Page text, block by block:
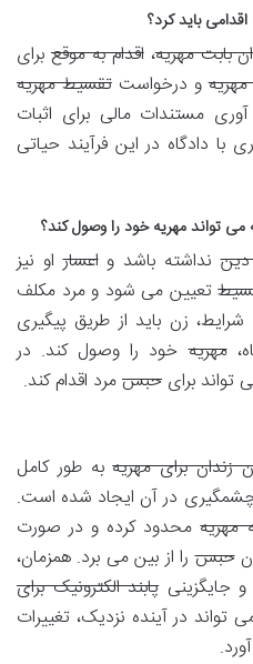
باید کرد؟
بابت مهریه،اقدام به موقع برای
و درخواستتقسیط مهریه
مستندات مالی برای اثبات
با دادگاه در این فرآیند حیاتی
می تواند مهریه خود را وصول کند؟
نداشته باشد واعساراو نیز
تعیین می شود و مرد مکلف
زن باید از طریق پیگیری
مهریهخود را وصول کند. در
برای حبسمرد اقدام کند.
زندان برای مهریهبه طور کامل
چشمگیری در آن ایجاد شده است.
محدود کرده و در صورت
حبسرا از بین می برد. همزمان،
جایگزینیپابند الکترونیک برای
در آینده نزدیک، تغییرات